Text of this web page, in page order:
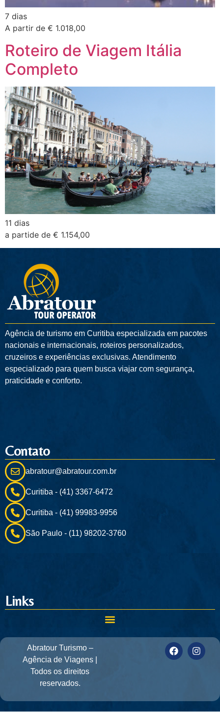
7 dias
A partir de € 1.018,00
Roteiro de Viagem Itália
Completo
11 dias
a partide de € 1.154,00
Agência de turismo em Curitiba especializada em pacotes
nacionais e internacionais, roteiros personalizados,
cruzeiros e experiências exclusivas. Atendimento
especializado para quem busca viajar com segurança,
praticidade e conforto.
Contato
abratour@abratour.com.br
Curitiba - (41) 3367-6472
Curitiba - (41) 99983-9956
São Paulo - (11) 98202-3760
Links
Abratour Turismo –
Agência de Viagens |
Todos os direitos
reservados.